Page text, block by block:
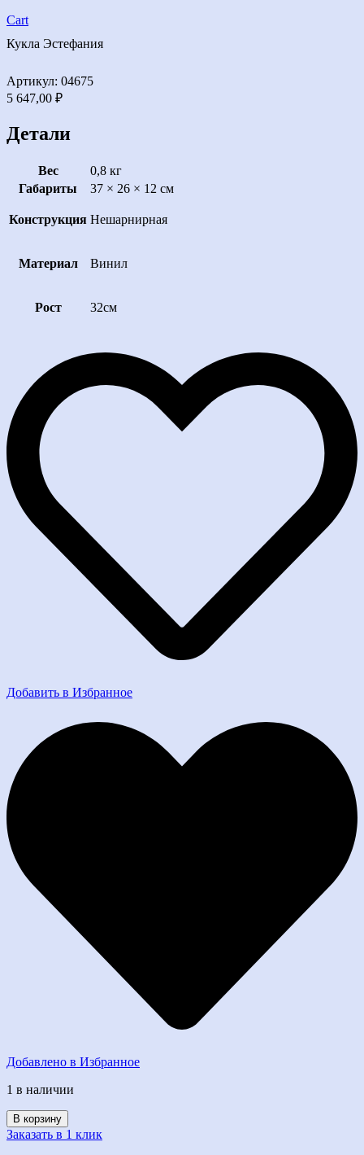
Cart
Кукла Эстефания
Артикул: 04675
5 647,00 ₽
Детали
Вес
0,8 кг
Габариты
37 × 26 × 12 см
Конструкция Нешарнирная
Материал Винил
Рост 32см
Добавить в Избранное
Добавлено в Избранное
1 в наличии
Количество
товара
В корзину
Заказать в 1 клик